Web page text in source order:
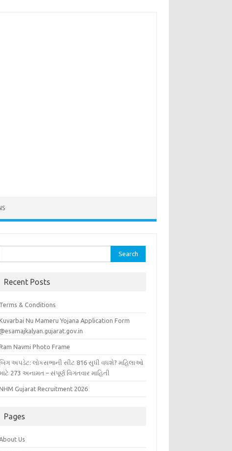
Recent Posts
Terms & Conditions
Nu Mameru Yojana Application Form
Navmi Photo Frame
બિગ અપડેટ: લોકસભાની સીટ 816 સુધી વધશે? મહિલાઓ
273 અનામત – સંપૂર્ણ વિગતવાર માહિતી
Gujarat Recruitment 2026
Pages
Us